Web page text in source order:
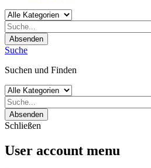
Absenden
Suche
Suchen und Finden
Absenden
Schließen
User account menu